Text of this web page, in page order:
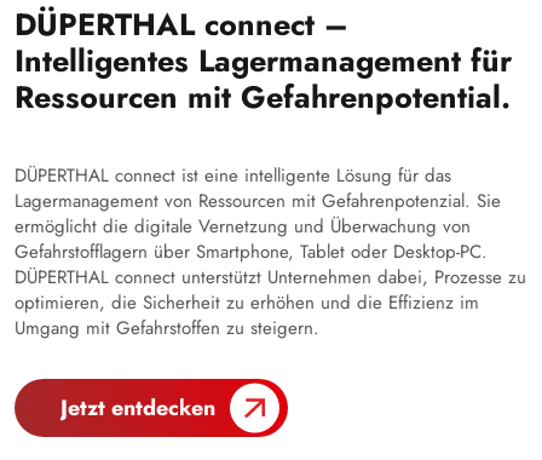
DÜPERTHAL connect –
Intelligentes Lagermanagement für
Ressourcen mit Gefahrenpotential.
DÜPERTHAL connect ist eine intelligente Lösung für das
Lagermanagement von Ressourcen mit Gefahrenpotenzial. Sie
ermöglicht die digitale Vernetzung und Überwachung von
Gefahrstofflagern über Smartphone, Tablet oder Desktop-PC.
DÜPERTHAL connect unterstützt Unternehmen dabei, Prozesse zu
optimieren, die Sicherheit zu erhöhen und die Effizienz im
Umgang mit Gefahrstoffen zu steigern.
Jetzt entdecken